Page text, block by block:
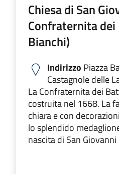
Chiesa di San
Confraternita
Bianchi)
Indirizzo Piazza
Castagnole delle
La Confraternita dei
costruita nel 1668. La
chiara e con
lo splendido
nascita di San